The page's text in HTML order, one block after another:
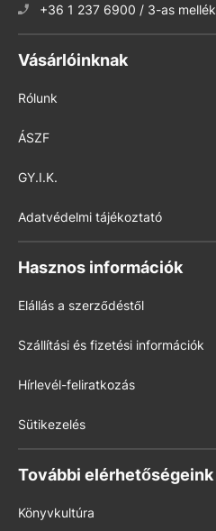
+36 1 237 6900 / 3-as mellék
Vásárlóinknak
Rólunk
ÁSZF
GY.I.K.
Adatvédelmi tájékoztató
Hasznos információk
Elállás a szerződéstől
Szállítási és fizetési információk
Hírlevél-feliratkozás
Sütikezelés
További elérhetőségeink
Könyvkultúra